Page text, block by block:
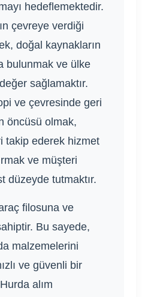
hedeflemektedir.
çevreye verdiği
doğal kaynakların
bulunmak ve ülke
sağlamaktır.
ve çevresinde geri
öncüsü olmak,
takip ederek hizmet
ve müşteri
düzeyde tutmaktır.
filosuna ve
Bu sayede,
malzemelerini
ve güvenli bir
alım